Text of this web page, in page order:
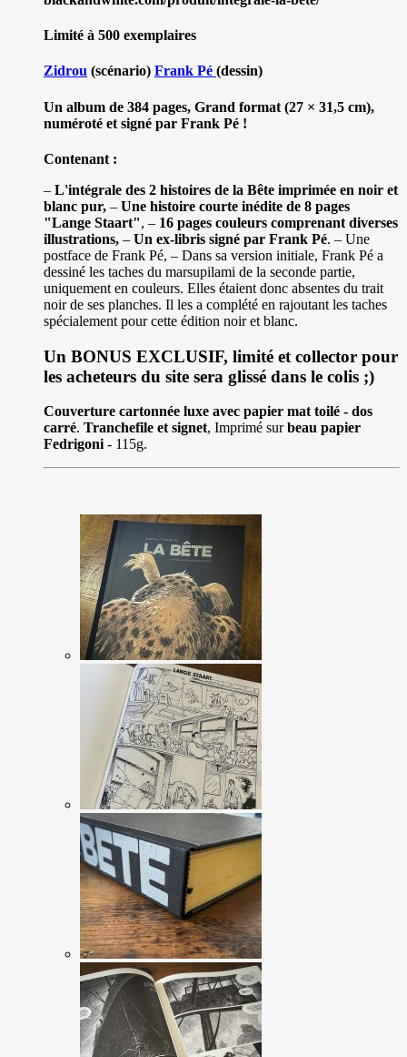
Limité à 500 exemplaires
Zidrou (scénario) Frank Pé (dessin)
Un album de 384 pages, Grand format (27 × 31,5 cm),
numéroté et signé par Frank Pé !
Contenant :
– L'intégrale des 2 histoires de la Bête imprimée en noir et
blanc pur, – Une histoire courte inédite de 8 pages
"Lange Staart", – 16 pages couleurs comprenant diverses
illustrations, – Un ex-libris signé par Frank Pé. – Une
postface de Frank Pé, – Dans sa version initiale, Frank Pé a
dessiné les taches du marsupilami de la seconde partie,
uniquement en couleurs. Elles étaient donc absentes du trait
noir de ses planches. Il les a complété en rajoutant les taches
spécialement pour cette édition noir et blanc.
Un BONUS EXCLUSIF, limité et collector pour
les acheteurs du site sera glissé dans le colis ;)
Couverture cartonnée luxe avec papier mat toilé - dos
carré. Tranchefile et signet, Imprimé surbeau papier
Fedrigoni - 115g.